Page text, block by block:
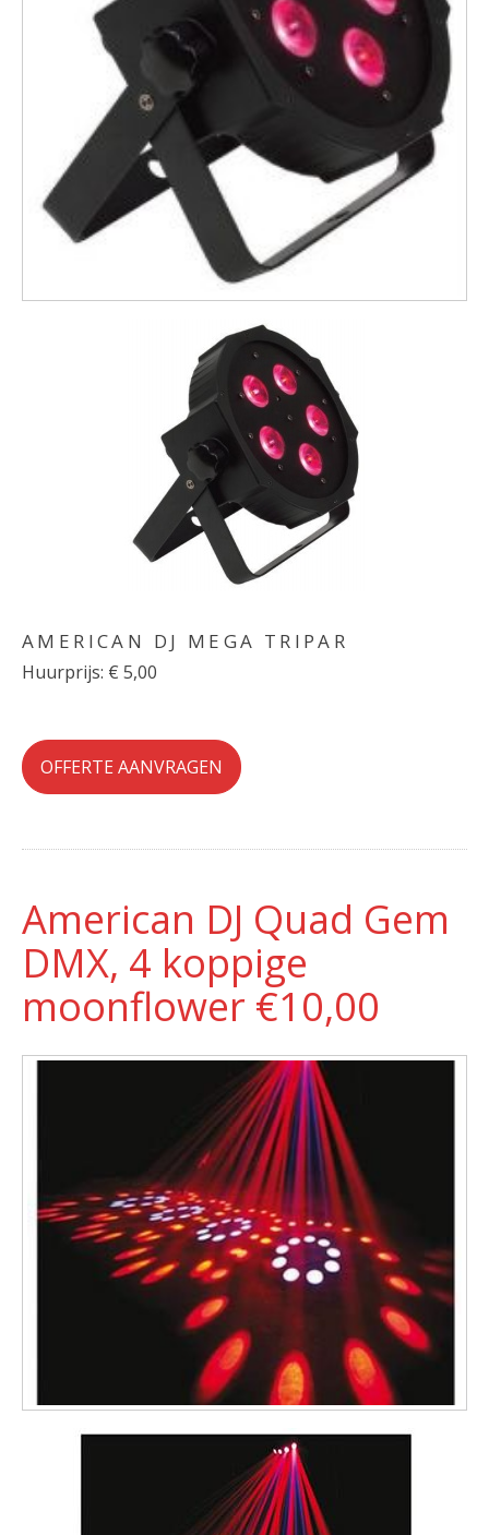
AMERICAN DJ MEGA TRIPAR
Huurprijs: € 5,00
OFFERTE AANVRAGEN
American DJ Quad Gem
DMX, 4 koppige
moonflower €10,00